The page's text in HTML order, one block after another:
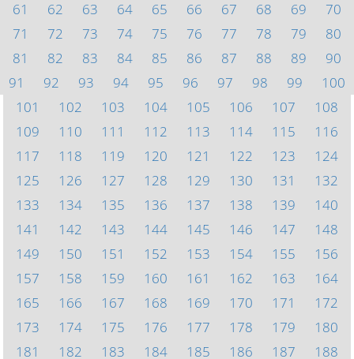
61
62 63 64 65 66 67 68 69
70
71
72 73 74 75 76 77 78 79
80
81
82 83 84 85 86 87 88 89
90
91
92 93 94 95 96 97 98 99
100
101
102 103 104 105 106 107
108
109
110 111 112 113 114 115
116
117
118 119 120 121 122 123
124
125
126 127 128 129 130 131
132
133
134 135 136 137 138 139
140
141
142 143 144 145 146 147
148
149
150 151 152 153 154 155
156
157
158 159 160 161 162 163
164
165
166 167 168 169 170 171
172
173
174 175 176 177 178 179
180
181
182 183 184 185 186 187
188